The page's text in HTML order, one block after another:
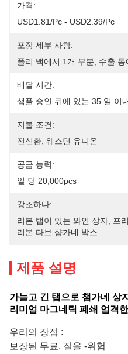
가격:
USD1.81/pc - USD2.39/pc
포장 세부 사항:
폴리 백에서 1개 부분, 수출
배달 시간:
샘플 승인 뒤에 있는 35 일 이
지불 조건:
전신환, 웨스턴 유니온
공급 능력:
일 당 20,000pcs
강조하다:
리본 탭이 있는 와인 상자
프
리본 타브 샴가네 박스
제품 설명
가늘고 긴 탭으로 챔가네 상
리미엄 마그네틱 폐쇄 엄격
우리의 장점 :
보장된 무료, 질을 -위험